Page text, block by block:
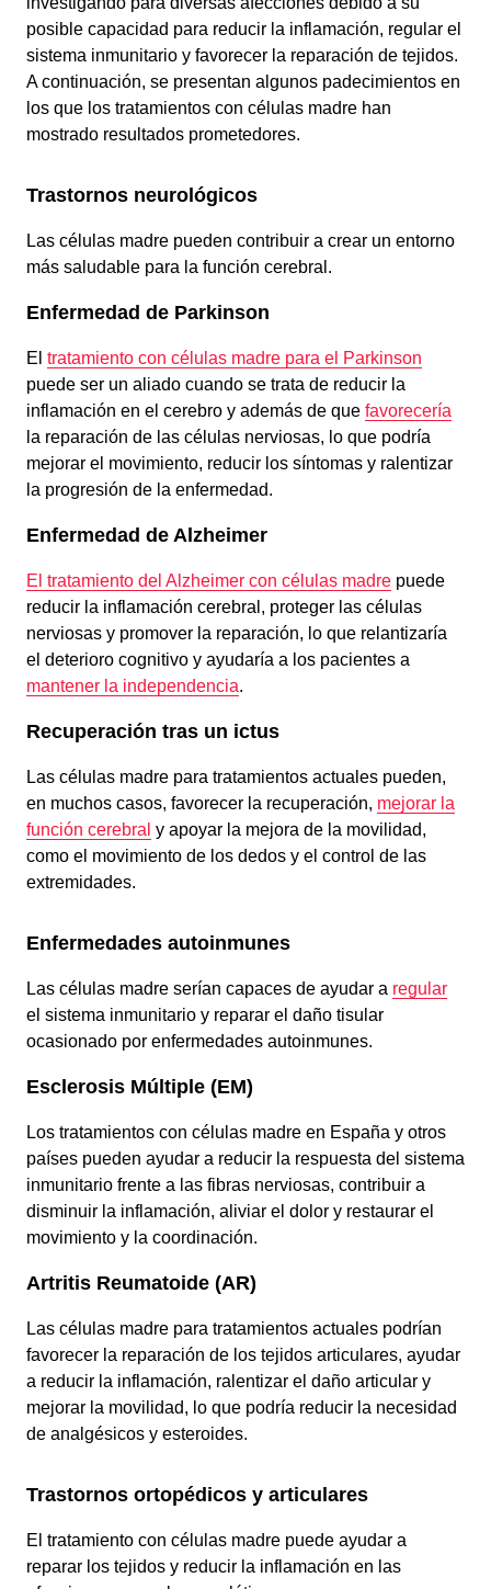
posible capacidad para reducir la inflamación, regular el
sistema inmunitario y favorecer la reparación de tejidos.
A continuación, se presentan algunos padecimientos en
los que los tratamientos con células madre han
mostrado resultados prometedores.
Trastornos neurológicos
Las células madre pueden contribuir a crear un entorno
más saludable para la función cerebral.
Enfermedad de Parkinson
El tratamiento con células madre para el Parkinson
puede ser un aliado cuando se trata de reducir la
inflamación en el cerebro y además de que favorecería
la reparación de las células nerviosas, lo que podría
mejorar el movimiento, reducir los síntomas y ralentizar
la progresión de la enfermedad.
Enfermedad de Alzheimer
El tratamiento del Alzheimer con células madre puede
reducir la inflamación cerebral, proteger las células
nerviosas y promover la reparación, lo que relantizaría
el deterioro cognitivo y ayudaría a los pacientes a
mantener la independencia.
Recuperación tras un ictus
Las células madre para tratamientos actuales pueden,
en muchos casos, favorecer la recuperación, mejorar la
función cerebral y apoyar la mejora de la movilidad,
como el movimiento de los dedos y el control de las
extremidades.
Enfermedades autoinmunes
Las células madre serían capaces de ayudar a regular
el sistema inmunitario y reparar el daño tisular
ocasionado por enfermedades autoinmunes.
Esclerosis Múltiple (EM)
Los tratamientos con células madre en España y otros
países pueden ayudar a reducir la respuesta del sistema
inmunitario frente a las fibras nerviosas, contribuir a
disminuir la inflamación, aliviar el dolor y restaurar el
movimiento y la coordinación.
Artritis Reumatoide (AR)
Las células madre para tratamientos actuales podrían
favorecer la reparación de los tejidos articulares, ayudar
a reducir la inflamación, ralentizar el daño articular y
mejorar la movilidad, lo que podría reducir la necesidad
de analgésicos y esteroides.
Trastornos ortopédicos y articulares
El tratamiento con células madre puede ayudar a
reparar los tejidos y reducir la inflamación en las